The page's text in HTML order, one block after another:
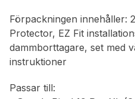
Förpackningen innehåller:
Protector, EZ Fit
dammborttagare, set med
instruktioner
Passar till: